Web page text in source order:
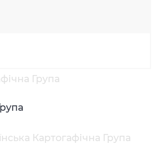
Група
Картогафічна Група